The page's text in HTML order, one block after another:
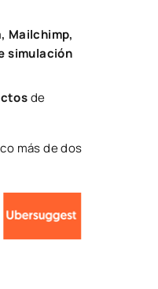
Mailchimp,
simulación
de
más de dos